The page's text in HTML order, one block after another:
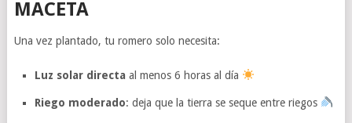
MACETA
Una vez plantado, tu romero solo necesita:
Luz solar directa al menos 6 horas al día
Riego moderado: deja que la tierra se seque entre riegos